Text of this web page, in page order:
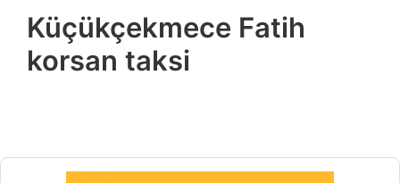
Küçükçekmece Fatih
korsan taksi